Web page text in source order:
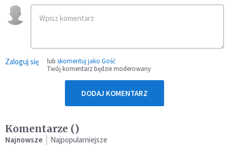
Zaloguj się lub skomentuj jako Gość
Twój komentarz będzie moderowany
DODAJ KOMENTARZ
Komentarze ()
Najnowsze Najpopularniejsze